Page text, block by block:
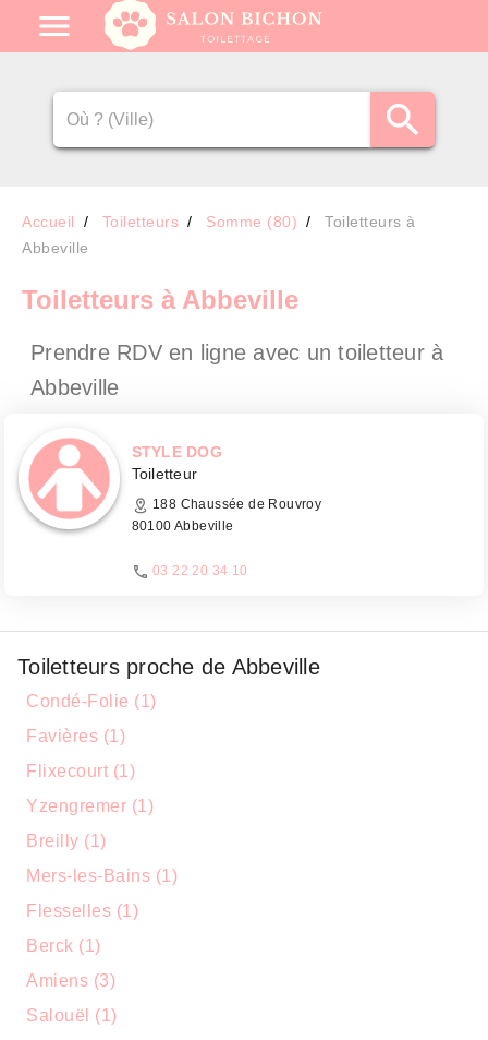
Accueil Toiletteurs Somme (80)
Toiletteurs à
Abbeville
Toiletteurs à Abbeville
Prendre RDV en ligne avec un toiletteur à
Abbeville
STYLE DOG
Toiletteur
188 Chaussée de Rouvroy
80100 Abbeville
03 22 20 34 10
Toiletteurs proche de Abbeville
Condé-Folie (1)
Favières (1)
Flixecourt (1)
Yzengremer (1)
Breilly (1)
Mers-les-Bains (1)
Flesselles (1)
Berck (1)
Amiens (3)
Salouël (1)